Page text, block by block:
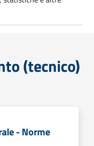
(tecnico)
- Norme